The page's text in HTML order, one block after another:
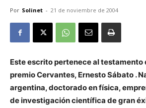
Por Solinet - 21 de noviembre de 2004
Este escrito pertenece al testamento
premio Cervantes, Ernesto Sábato .
argentina, doctorado en física,
de investigación científica de gran